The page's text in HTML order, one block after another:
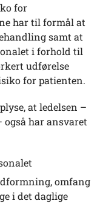
for
har til formål at
samt at
i forhold til
udførelse
for patienten.
at ledelsen –
har ansvaret
omfang
i det daglige